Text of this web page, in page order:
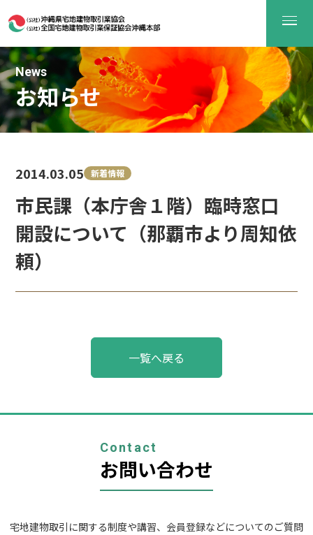
News
お知らせ
市民課（本庁舎１階）臨時窓口
開設について（那覇市より周知依
頼）
2014.03.05 新着情報
ー
一覧へ戻る
Contact
お問い合わせ
宅地建物取引に関する制度や講習、会員登録などについてのご質問